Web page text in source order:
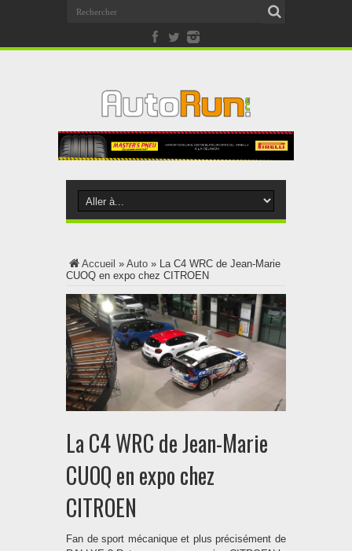
Accueil » Auto » La C4 WRC de Jean-Marie
CUOQ en expo chez CITROEN
La C4 WRC de Jean-Marie
CUOQ en expo chez
CITROEN
Fan de sport mécanique et plus précisément de